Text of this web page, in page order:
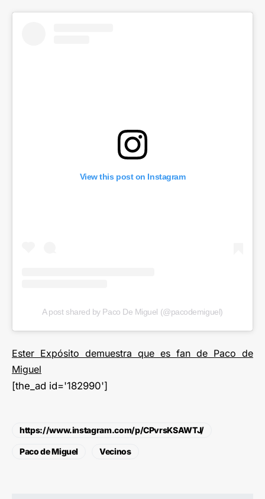
View this post on Instagram
A post shared by Paco De Miguel (@pacodemiguel)
Ester Expósito demuestra que es fan de Paco de
Miguel
[the_ad id='182990']
https://www.instagram.com/p/CPvrsKSAWTJ/
Paco de Miguel Vecinos